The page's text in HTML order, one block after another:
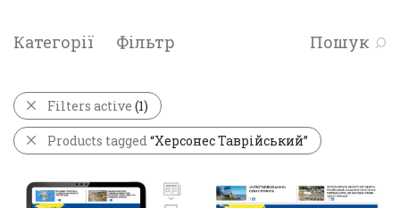
Категорії Фільтр Пошук
Filters active (1)
Products tagged“Херсонес Таврійський”